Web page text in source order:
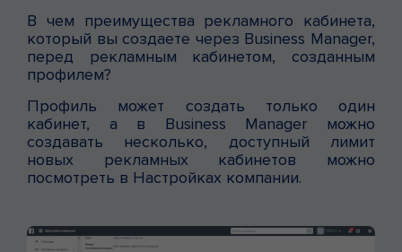
В чем преимущества рекламного кабинета,
который вы создаете через Business Manager,
перед рекламным кабинетом, созданным
профилем?
Профиль может создать только один
кабинет, а в Business Manager можно
создавать несколько, доступный лимит
новых рекламных кабинетов можно
посмотреть в Настройках компании.